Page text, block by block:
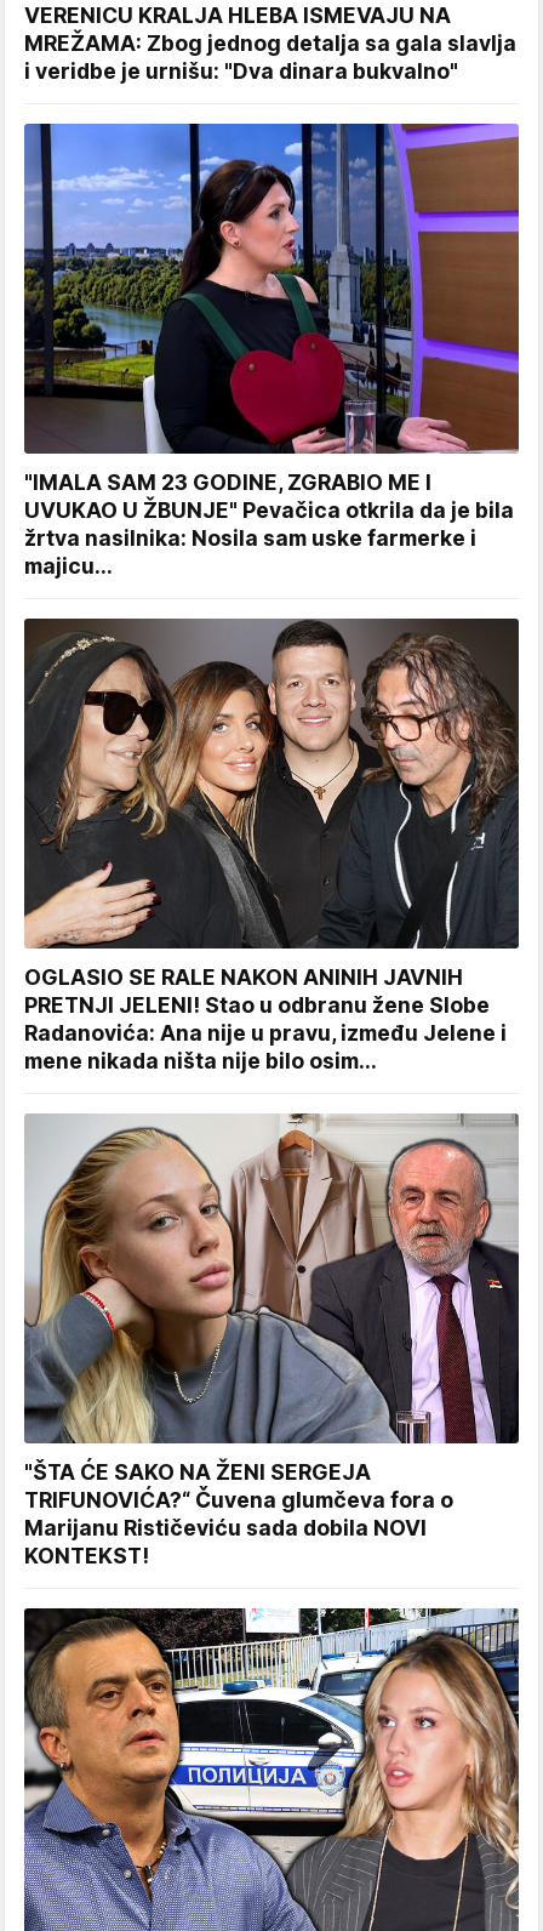
VERENICU KRALJA HLEBA ISMEVAJU NA
MREŽAMA: Zbog jednog detalja sa gala slavlja
i veridbe je urnišu: "Dva dinara bukvalno"
"IMALA SAM 23 GODINE, ZGRABIO ME I
UVUKAO U ŽBUNJE" Pevačica otkrila da je bila
žrtva nasilnika: Nosila sam uske farmerke i
majicu...
OGLASIO SE RALE NAKON ANINIH JAVNIH
PRETNJI JELENI! Stao u odbranu žene Slobe
Radanovića: Ana nije u pravu, između Jelene i
mene nikada ništa nije bilo osim...
"ŠTA ĆE SAKO NA ŽENI SERGEJA
TRIFUNOVIĆA?“ Čuvena glumčeva fora o
Marijanu Rističeviću sada dobila NOVI
KONTEKST!